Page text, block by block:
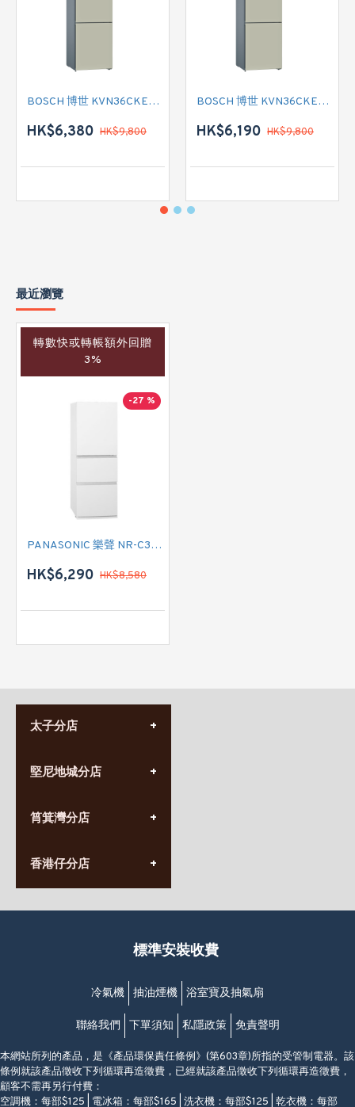
BOSCH 博世 KVN36CKEA2 雙門雪櫃
HK$6,380 HK$9,800
BOSCH 博世 KVN36CKEA2 雙門雪櫃 左門鉸
HK$6,190 HK$9,800
最近瀏覽
轉數快或轉帳額外回贈
3%
-27 %
PANASONIC 樂聲 NR-C341H-W3 (無印白) 三門雪櫃
HK$6,290 HK$8,580
太子分店
營業時間:
九龍太子太子道西141號
堅尼地城分店
營業時間:
香港堅尼地城卑路乍街
(堅尼地城地鐵站B出口)
筲箕灣分店
營業時間:
(10:00am-20:30pm)
香港仔分店
營業時間:
香港香港仔成都道20-28號
(黃竹坑地鐵站轉4M專線小巴)
標準安裝收費
冷氣機 抽油煙機 浴室寶及抽氣扇
聯絡我們 下單須知 私隱政策 免責聲明
本網站所列的產品，是《產品環保責任條例》(第603章)所指的受管制電器。該
條例就該產品徵收下列循環再造徵費，已經就該產品徵收下列循環再造徵費，
顧客不需再另行付費：
空調機：每部$125 | 電冰箱：每部$165 | 洗衣機：每部$125 | 乾衣機：每部